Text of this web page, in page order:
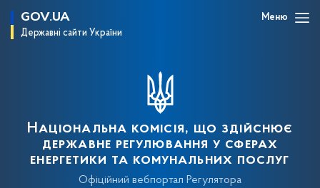
GOV.UA
Державні сайти України
Меню
Національна комісія, що здійснює
державне регулювання у сферах
енергетики та комунальних послуг
Офіційний вебпортал Регулятора